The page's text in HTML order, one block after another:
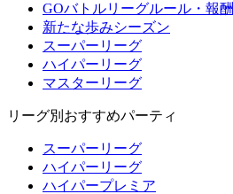
GOバトルリーグルール・報酬
新たな歩みシーズン
スーパーリーグ
ハイパーリーグ
マスターリーグ
リーグ別おすすめパーティ
スーパーリーグ
ハイパーリーグ
ハイパープレミア